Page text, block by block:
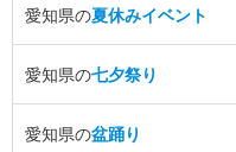
愛知県の夏休みイベント
愛知県の七夕祭り
愛知県の盆踊り